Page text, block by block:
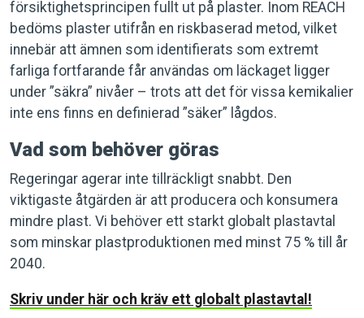
försiktighetsprincipen fullt ut på plaster. Inom REACH
bedöms plaster utifrån en riskbaserad metod, vilket
innebär att ämnen som identifierats som extremt
farliga fortfarande får användas om läckaget ligger
under ”säkra” nivåer – trots att det för vissa kemikalier
inte ens finns en definierad ”säker” lågdos.
Vad som behöver göras
Regeringar agerar inte tillräckligt snabbt. Den
viktigaste åtgärden är att producera och konsumera
mindre plast. Vi behöver ett starkt globalt plastavtal
som minskar plastproduktionen med minst 75 % till år
2040.
Skriv under här och kräv ett globalt plastavtal!